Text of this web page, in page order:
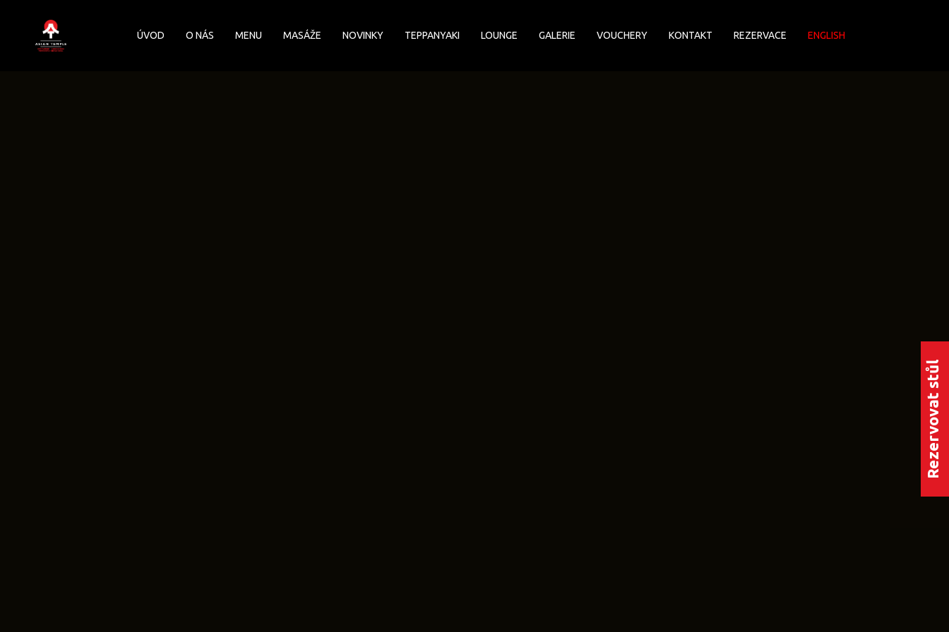
ÚVOD O NÁS MENU MASÁŽE NOVINKY TEPPANYAKI LOUNGE GALERIE VOUCHERY KONTAKT REZERVACE ENGLISH
Rezervovat stůl